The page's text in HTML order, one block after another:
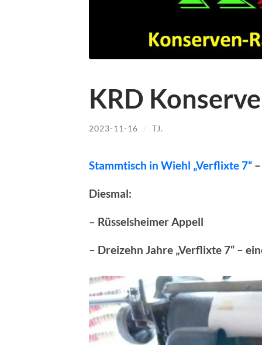
KRD
2023-11-16 / TJ.
Stammtisch in Wiehl „Verflixte 7“
Diesmal:
– Rüsselsheimer Appell
– Dreizehn Jahre „Verflixte 7“ –